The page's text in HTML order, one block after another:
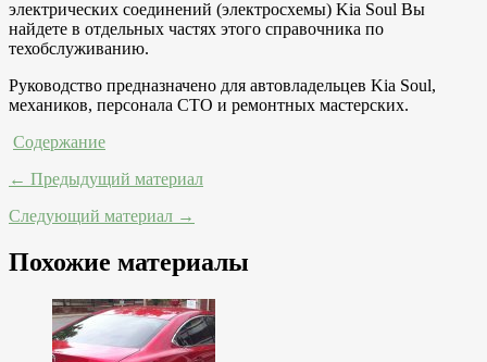
электрических соединений (электросхемы) Kia Soul Вы
найдете в отдельных частях этого справочника по
техобслуживанию.
Руководство предназначено для автовладельцев Kia Soul,
механиков, персонала СТО и ремонтных мастерских.
Содержание
← Предыдущий материал
Следующий материал →
Похожие материалы